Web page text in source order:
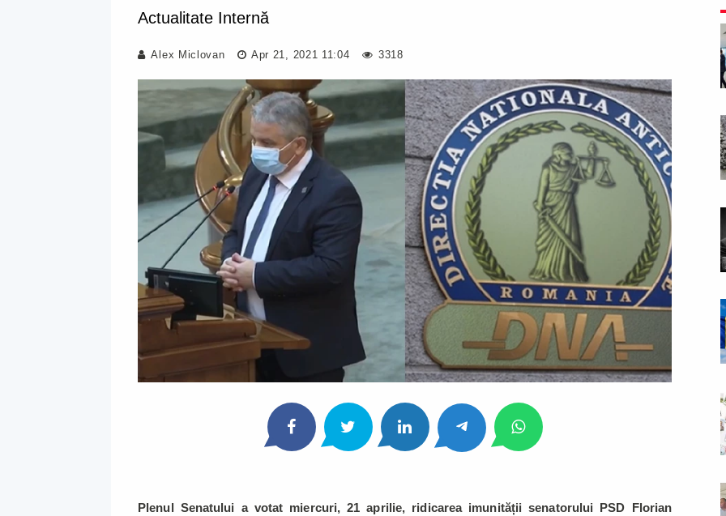
Actualitate Internă
Alex Miclovan Apr 21, 2021 11:04 3318
Plenul Senatului a votat miercuri, 21 aprilie, ridicarea imunității senatorului PSD Florian